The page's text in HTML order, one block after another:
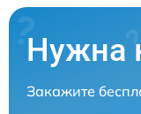
Нужна
Закажите